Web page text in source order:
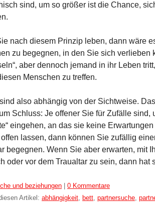
sind, um so größer ist die Chance,
nach diesem Prinzip leben, dann wäre
zu begegnen, in den Sie sich
aber dennoch jemand in ihr Leben
Menschen zu treffen.
also abhängig von der Sichtweise.
Schluss: Je offener Sie für Zufälle
eingehen, an das sie keine
lassen, dann können Sie zufällig
begegnen. Wenn Sie aber erwarten, mit
oder vor dem Traualtar zu sein, dann hat
und beziehungen
0 Kommentare
Artikel: abhängigkeit, bett, partnersuche,